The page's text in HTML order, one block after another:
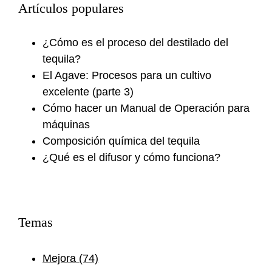
Artículos populares
¿Cómo es el proceso del destilado del
tequila?
El Agave: Procesos para un cultivo
excelente (parte 3)
Cómo hacer un Manual de Operación para
máquinas
Composición química del tequila
¿Qué es el difusor y cómo funciona?
Temas
Mejora (74)